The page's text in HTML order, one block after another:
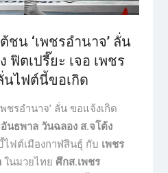
ชน ‘เพชรอำนาจ’ ลั่น
ฟิตเปรี๊ยะ​ เจอ​ ​เพชร​
นไฟต์​นี้​ขอ​เกิด
ชรอำนาจ’ ลั่น ขอแจ้งเกิด
นธพาล วัน​ฉลอง​ ส.จ​โต้ง​
ฟต์เมืองกาฬสินธุ์ กับ เพชร
ในมวยไทย ศึกส.เพชร